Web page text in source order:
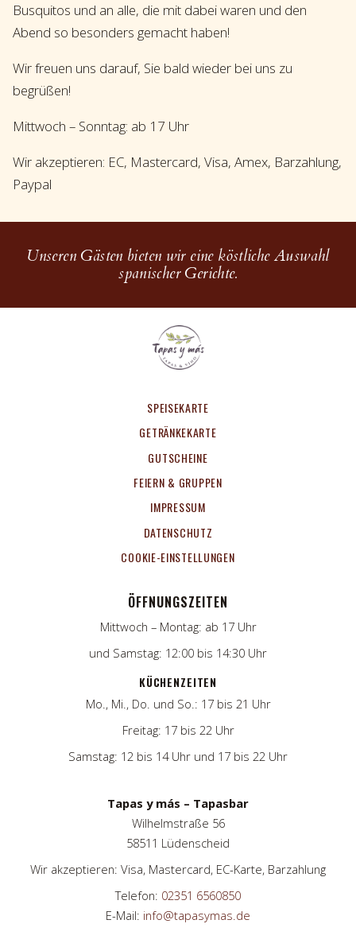
Busquitos und an alle, die mit dabei waren und den
Abend so besonders gemacht haben!
Wir freuen uns darauf, Sie bald wieder bei uns zu
begrüßen!
Mittwoch – Sonntag: ab 17 Uhr
Wir akzeptieren: EC, Mastercard, Visa, Amex, Barzahlung,
Paypal
Unseren Gästen bieten wir eine köstliche Auswahl
spanischer Gerichte.
SPEISEKARTE
GETRÄNKEKARTE
GUTSCHEINE
FEIERN & GRUPPEN
IMPRESSUM
DATENSCHUTZ
COOKIE-EINSTELLUNGEN
ÖFFNUNGSZEITEN
Mittwoch – Montag: ab 17 Uhr
und Samstag: 12:00 bis 14:30 Uhr
KÜCHENZEITEN
Mo., Mi., Do. und So.: 17 bis 21 Uhr
Freitag: 17 bis 22 Uhr
Samstag: 12 bis 14 Uhr und 17 bis 22 Uhr
Tapas y más – Tapasbar
Wilhelmstraße 56
58511 Lüdenscheid
Wir akzeptieren: Visa, Mastercard, EC-Karte, Barzahlung
Telefon: 02351 6560850
E-Mail: info@tapasymas.de